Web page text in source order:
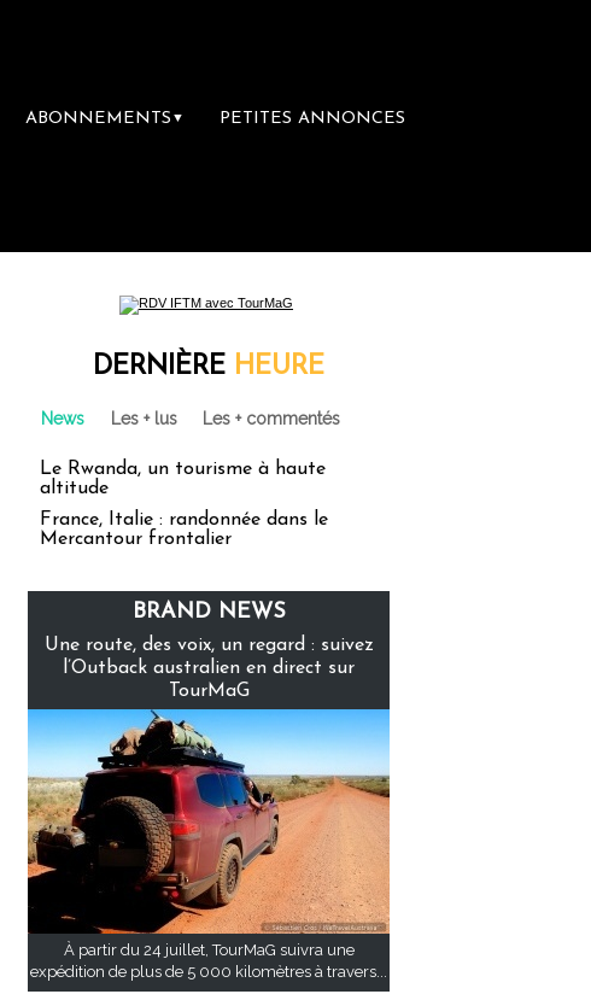
ABONNEMENTS ▼ PETITES ANNONCES
DERNIÈRE HEURE
News Les + lus Les + commentés
Le Rwanda, un tourisme à haute
altitude
France, Italie : randonnée dans le
Mercantour frontalier
BRAND NEWS
Une route, des voix, un regard : suivez
l’Outback australien en direct sur
TourMaG
À partir du 24 juillet, TourMaG suivra une
expédition de plus de 5 000 kilomètres à travers...